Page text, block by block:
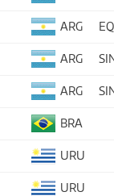
ARG
ARG
ARG
BRA
URU
URU